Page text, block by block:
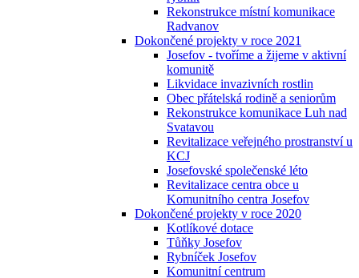
Rekonstrukce místní komunikace
Radvanov
Dokončené projekty v roce 2021
Josefov - tvoříme a žijeme v aktivní
komunitě
Likvidace invazivních rostlin
Obec přátelská rodině a seniorům
Rekonstrukce komunikace Luh nad
Svatavou
Revitalizace veřejného prostranství u
KCJ
Josefovské společenské léto
Revitalizace centra obce u
Komunitního centra Josefov
Dokončené projekty v roce 2020
Kotlíkové dotace
Tůňky Josefov
Rybníček Josefov
Komunitní centrum